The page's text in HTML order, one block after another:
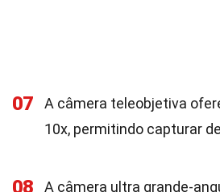
07
A câmera teleobjetiva
10x, permitindo capturar
08 A câmera ultra grande-